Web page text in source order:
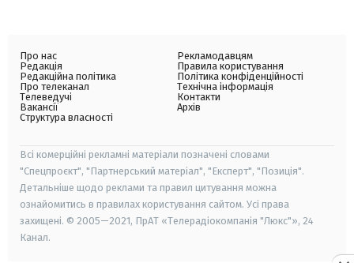
Про нас
Редакція
Редакційна політика
Про телеканал
Телеведучі
Вакансії
Структура власності
Рекламодавцям
Правила користування
Політика конфіденційності
Технічна інформація
Контакти
Архів
Всі комерційні рекламні матеріали позначені словами
"Спецпроєкт", "Партнерський матеріал", "Експерт", "Позиція".
Детальніше щодо реклами та правил цитування можна
ознайомитись в правилах користування сайтом. Усі права
захищені. © 2005—2021, ПрАТ «Телерадіокомпанія "Люкс"», 24
Канал.